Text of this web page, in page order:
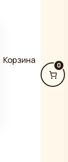
Корзина 0